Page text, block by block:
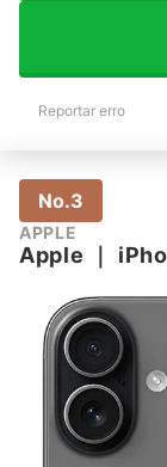
Reportar erro
No.3
APPLE
Apple